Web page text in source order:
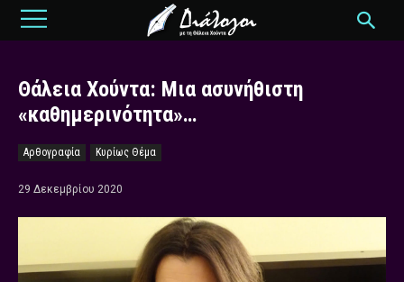
Θάλεια Χούντα: Μια ασυνήθιστη
«καθημερινότητα»…
Αρθογραφία Κυρίως Θέμα
29 Δεκεμβρίου 2020